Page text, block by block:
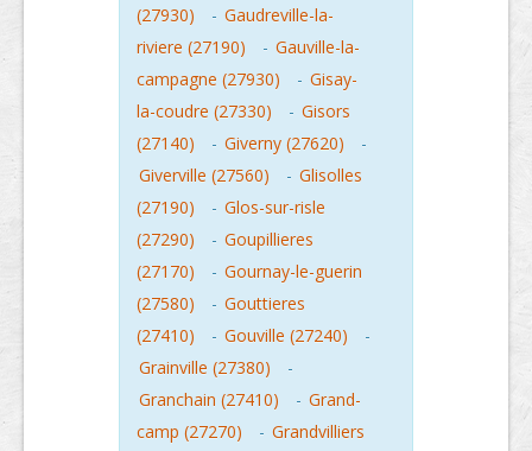
(27930)
- Gaudreville-la-
riviere (27190)
- Gauville-la-
campagne (27930)
- Gisay-
la-coudre (27330)
- Gisors
(27140)
- Giverny (27620)
-
Giverville (27560)
- Glisolles
(27190)
- Glos-sur-risle
(27290)
- Goupillieres
(27170)
- Gournay-le-guerin
(27580)
- Gouttieres
(27410)
- Gouville (27240)
-
Grainville (27380)
-
Granchain (27410)
- Grand-
camp (27270)
- Grandvilliers